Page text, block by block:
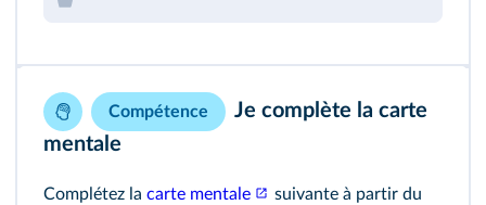
Compétence
Je complète la carte
mentale
Complétez la carte mentale
suivante à partir du